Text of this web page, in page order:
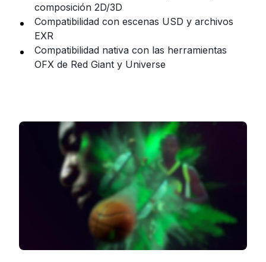
composición 2D/3D
Compatibilidad con escenas USD y archivos
EXR
Compatibilidad nativa con las herramientas
OFX de Red Giant y Universe